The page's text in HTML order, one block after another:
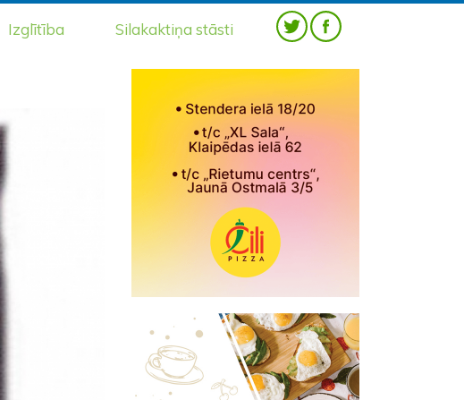
Izglītība Silakaktiņa stāsti